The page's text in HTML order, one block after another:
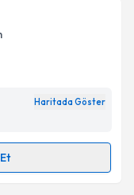
takvimi talebi
almanız için bir
belirtilen
Haritada Göster